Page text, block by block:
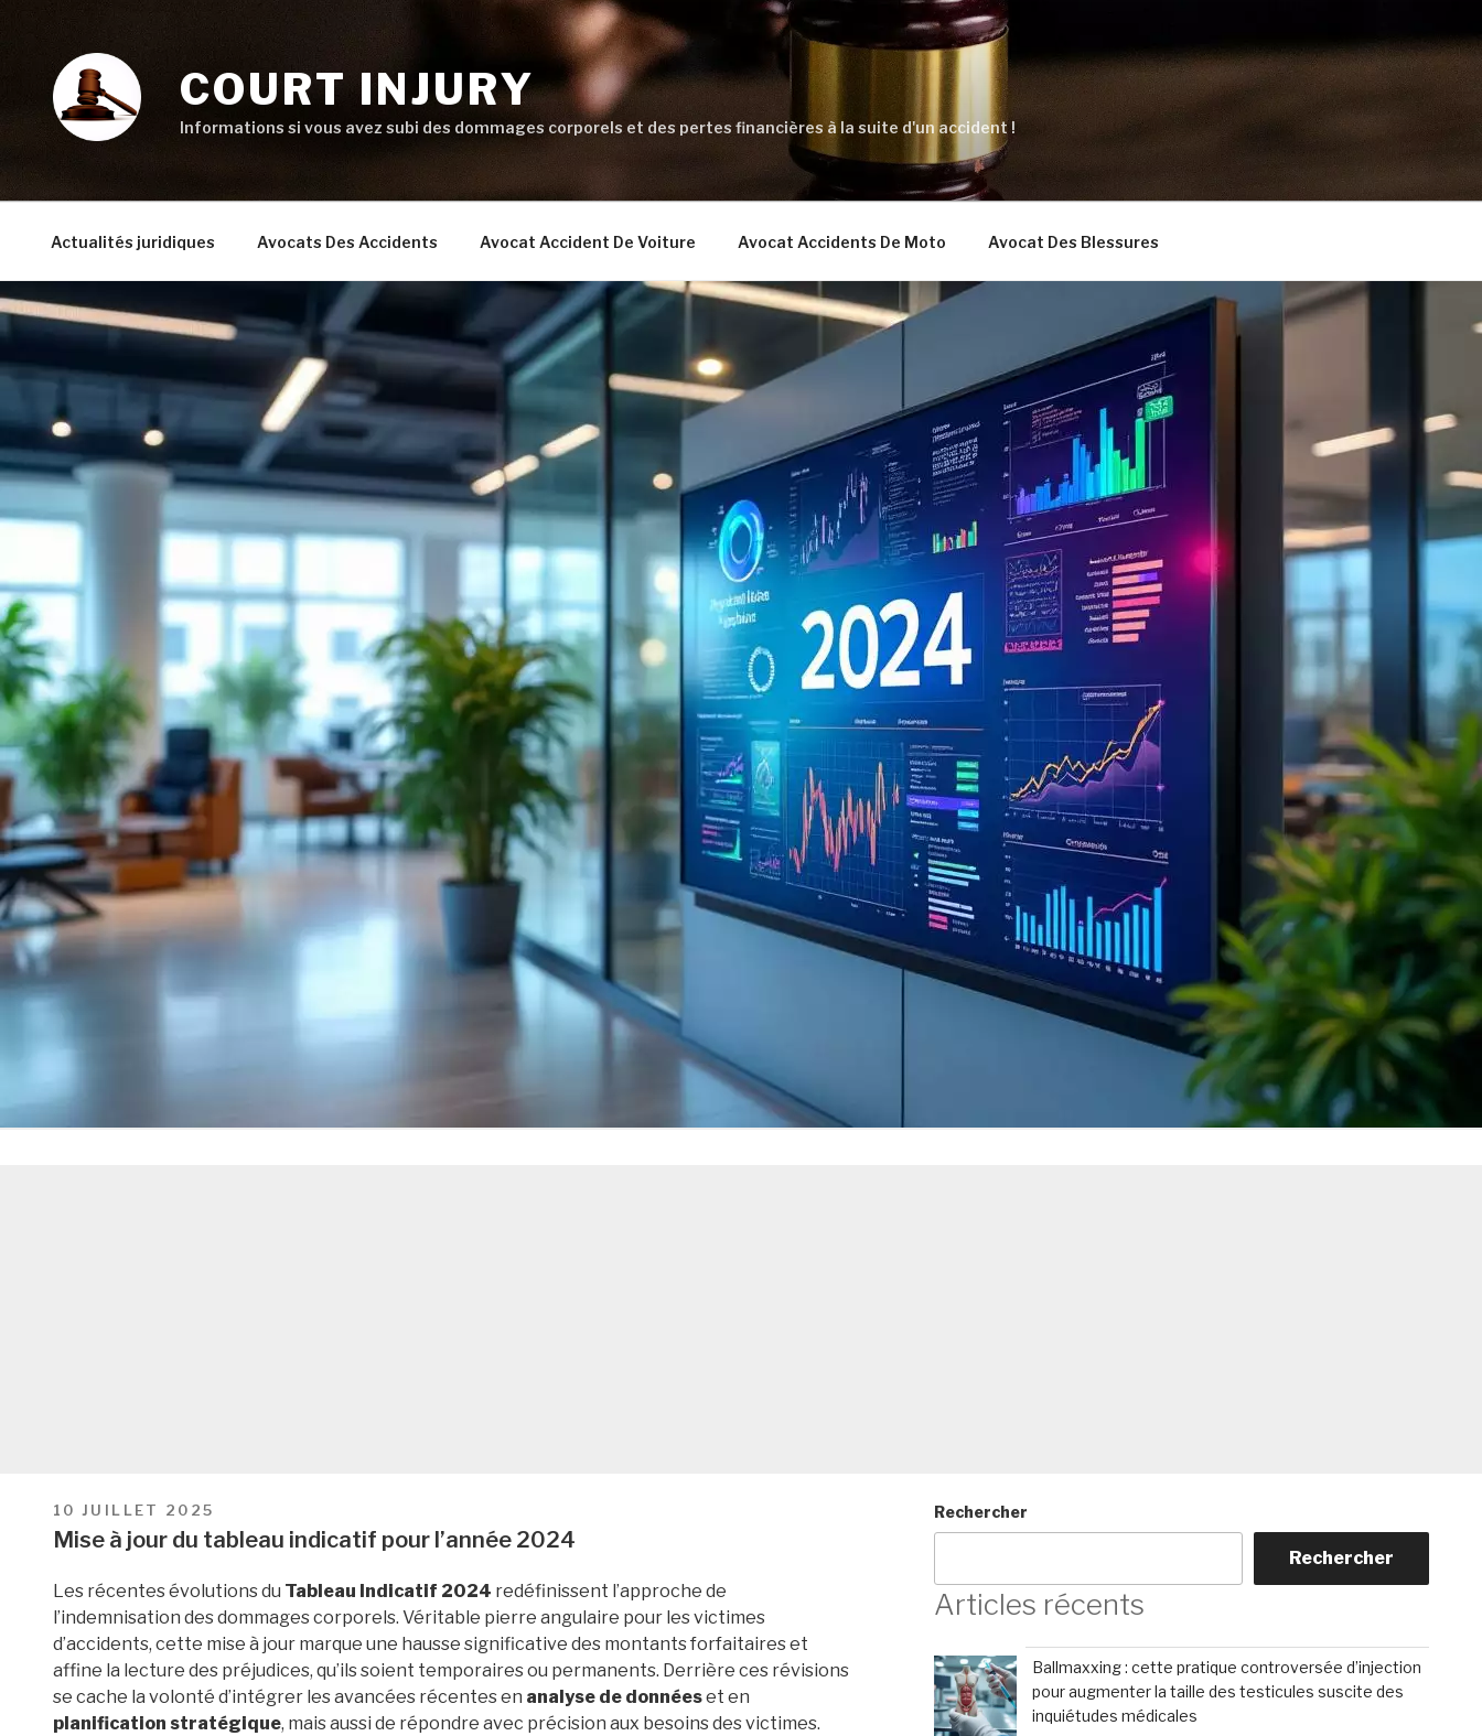
contenu
principal
COURT INJURY
Informations si vous avez subi des dommages corporels et des pertes financières à la suite d'un accident !
Actualités juridiques Avocats Des Accidents Avocat Accident De Voiture Avocat Accidents De Moto Avocat Des Blessures
PUBLIÉ
LE
10 JUILLET 2025
Mise à jour du tableau indicatif pour l’année 2024
Les récentes évolutions du Tableau Indicatif 2024 redéfinissent l’approche de
l’indemnisation des dommages corporels. Véritable pierre angulaire pour les victimes
d’accidents, cette mise à jour marque une hausse significative des montants forfaitaires et
affine la lecture des préjudices, qu’ils soient temporaires ou permanents. Derrière ces révisions
se cache la volonté d’intégrer les avancées récentes en analyse de donnéeset en
planification stratégique, mais aussi de répondre avec précision aux besoins des victimes.
Rechercher
Rechercher
Articles récents
Ballmaxxing : cette pratique controversée d’injection
pour augmenter la taille des testicules suscite des
inquiétudes médicales